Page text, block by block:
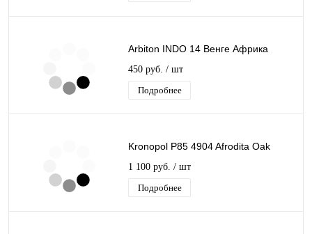
Arbiton INDO 14 Венге Африка
450 руб. / шт
Подробнее
Kronopol P85 4904 Afrodita Oak
1 100 руб. / шт
Подробнее